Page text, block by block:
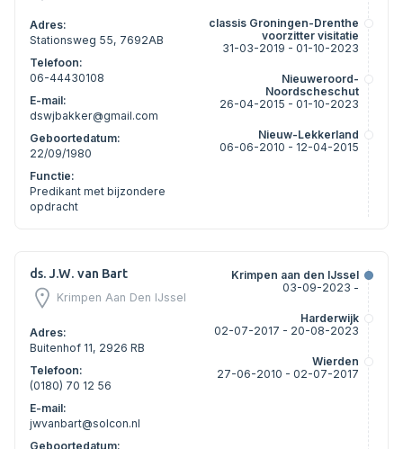
Adres:
Stationsweg 55, 7692AB
Telefoon:
06-44430108
E-mail:
dswjbakker@gmail.com
Geboortedatum:
22/09/1980
Functie:
Predikant met bijzondere
opdracht
classis Groningen-Drenthe
voorzitter visitatie
31-03-2019 - 01-10-2023
Nieuweroord-
Noordscheschut
26-04-2015 - 01-10-2023
Nieuw-Lekkerland
06-06-2010 - 12-04-2015
ds. J.W. van Bart
Krimpen Aan Den IJssel
Adres:
Buitenhof 11, 2926 RB
Telefoon:
(0180) 70 12 56
E-mail:
jwvanbart@solcon.nl
Geboortedatum:
Krimpen aan den IJssel
03-09-2023 -
Harderwijk
02-07-2017 - 20-08-2023
Wierden
27-06-2010 - 02-07-2017